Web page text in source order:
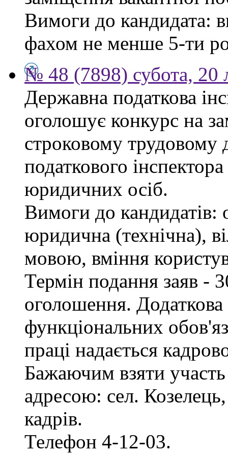
Вимоги до кандидата:
фахом не менше 5-ти
№ 48 (7898) субота, 20
Державна податкова
оголошує конкурс на
строковому трудовому
податкового
юридичних осіб.
Вимоги до кандидатів:
юридична (технічна),
мовою, вміння
Термін подання заяв -
оголошення.
функціональних
праці надається
Бажаючим взяти участь
адресою: сел.
кадрів.
Телефон 4-12-03.